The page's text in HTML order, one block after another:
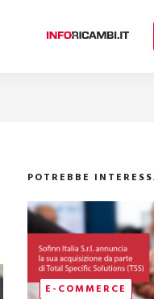
POTREBBE
E-COMMERCE